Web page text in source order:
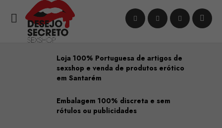

Loja 100% Portuguesa de artigos de
sexshop e venda de produtos erótico
em Santarém
Embalagem 100% discreta e sem
rótulos ou publicidades